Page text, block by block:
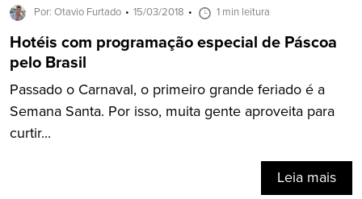
Por: Otavio Furtado 15/03/2018 1 min leitura
Hotéis com programação especial de Páscoa
pelo Brasil
Passado o Carnaval, o primeiro grande feriado é a
Semana Santa. Por isso, muita gente aproveita para
curtir...
Leia mais